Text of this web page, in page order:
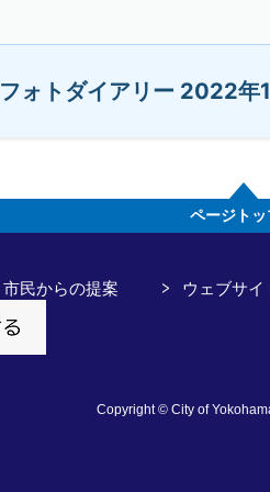
フォトダイアリー 2022年
開
ページトッ
市民からの提案 ウェブサイ
Copyright © City of